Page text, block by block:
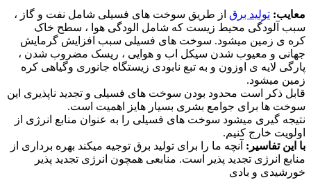
معایب: تولید برق از طریق سوخت های فسیلی شامل نفت و گاز ،
سبب آلودگی محیط زیست که شامل الودگی هوا ، سطح خاک
کره ی زمین میشود. سوخت های فسیلی سبب افزایش گرمایش
جهانی و معیوب شدن سیکل اب و هوایی ، ریسک مضروب شدن ،
پارگی لایه ی اوزون و به تبع نابودی زیستگاه جانوری وگیاهی کره
زمین میشود.
قابل ذکر است محدود بودن سوخت های فسیلی و تجدید ناپذیری این
سوخت ها برای جوامع بشری بسیار هایز اهمیت است.
نتیجه گیری میشود سوخت های فسیلی را به عنوان منابع انرژی از
اولویت خارج کنیم.
با این تفاسیر: آنچه ما را برای تولید برق توجیه میکند بهره برداری از
منابع انرژی تجدید پذیر است. منابعی همچون انرژی تجدید پذیر
خورشیدی و بادی